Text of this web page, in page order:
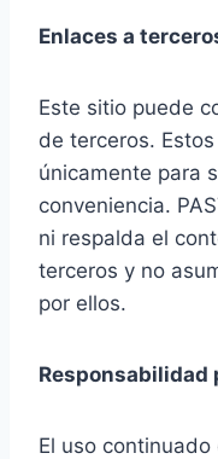
Enlaces a
Este sitio puede
de terceros.
únicamente para
conveniencia.
ni respalda el
terceros y no
por ellos.
Responsabilidad
El uso